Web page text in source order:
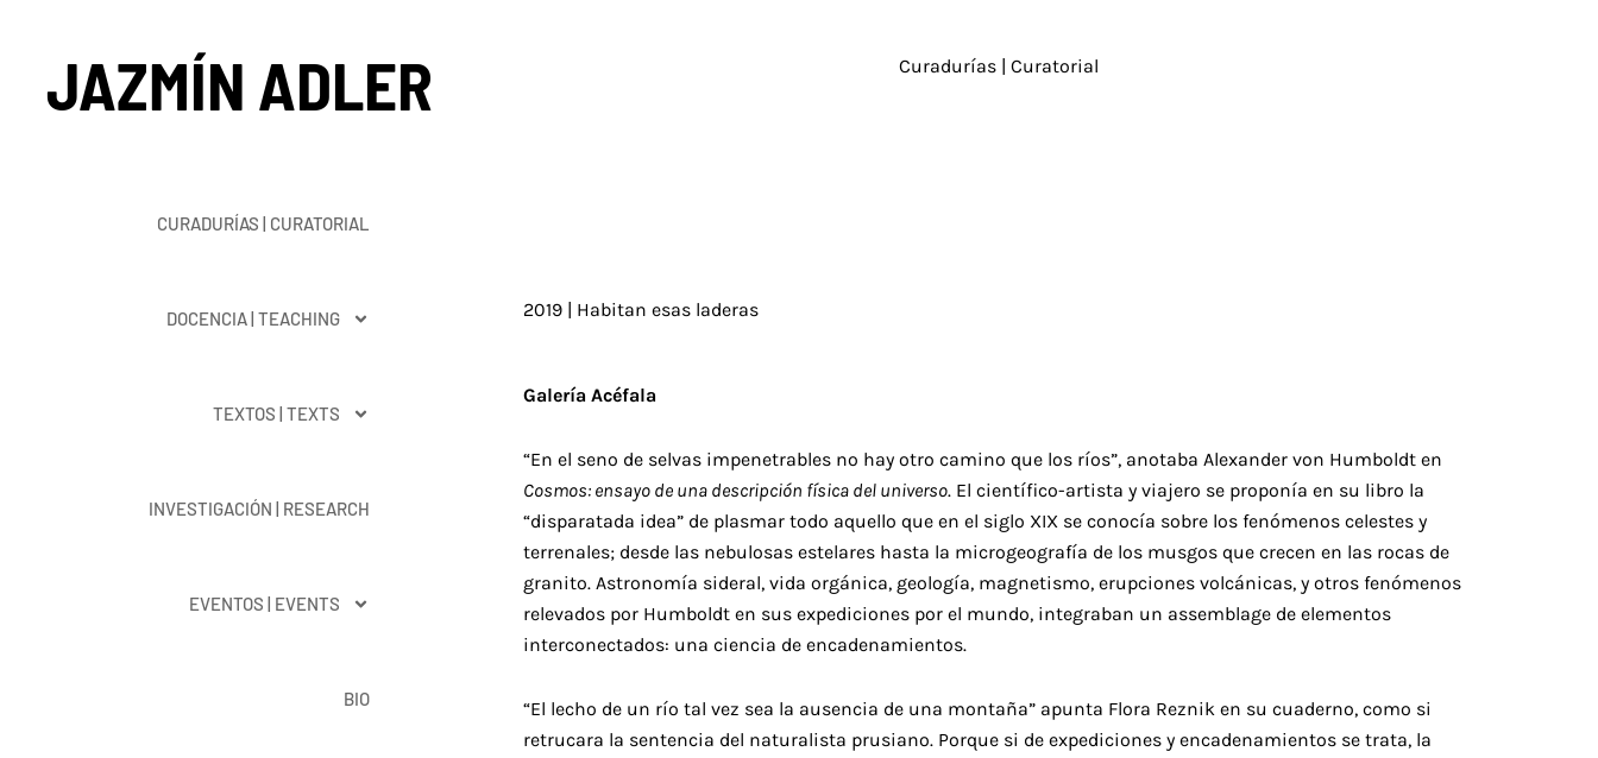
JAZMÍN ADLER
CURADURÍAS | CURATORIAL
DOCENCIA | TEACHING
TEXTOS | TEXTS
INVESTIGACIÓN | RESEARCH
EVENTOS | EVENTS
BIO
Curadurías | Curatorial
2019 | Habitan esas laderas
Galería Acéfala
“En el seno de selvas impenetrables no hay otro camino que los ríos”, anotaba Alexander von Humboldt en
Cosmos: ensayo de una descripción física del universo. El científico-artista y viajero se proponía en su libro la
“disparatada idea” de plasmar todo aquello que en el siglo XIX se conocía sobre los fenómenos celestes y
terrenales; desde las nebulosas estelares hasta la microgeografía de los musgos que crecen en las rocas de
granito. Astronomía sideral, vida orgánica, geología, magnetismo, erupciones volcánicas, y otros fenómenos
relevados por Humboldt en sus expediciones por el mundo, integraban un assemblage de elementos
interconectados: una ciencia de encadenamientos.
“El lecho de un río tal vez sea la ausencia de una montaña” apunta Flora Reznik en su cuaderno, como si
retrucara la sentencia del naturalista prusiano. Porque si de expediciones y encadenamientos se trata, la